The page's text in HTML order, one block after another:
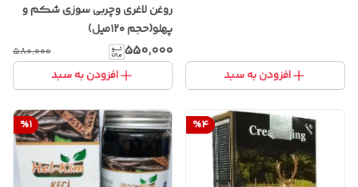
افزودن به سبد
روغن لاغری وچربی سوزی شکم و
پهلو(حجم ۱۲۰میل)
۵۵۰٬۰۰۰ ۵۸۰٬۰۰۰
افزودن به سبد
%4
%1